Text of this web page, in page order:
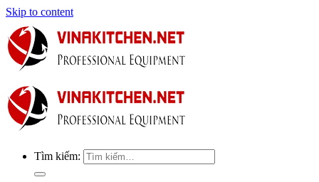
Skip to content
Tìm kiếm: